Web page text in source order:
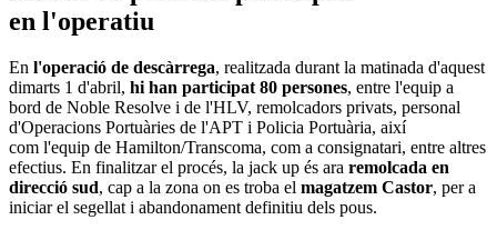
en l'operatiu
En l'operació de descàrrega, realitzada durant la matinada d'aquest
dimarts 1 d'abril, hi han participat 80 persones, entre l'equip a
bord de Noble Resolve i de l'HLV, remolcadors privats, personal
d'Operacions Portuàries de l'APT i Policia Portuària, així
com l'equip de Hamilton/Transcoma, com a consignatari, entre altres
efectius. En finalitzar el procés, la jack up és ara remolcada en
direcció sud, cap a la zona on es troba el magatzem Castor, per a
iniciar el segellat i abandonament definitiu dels pous.